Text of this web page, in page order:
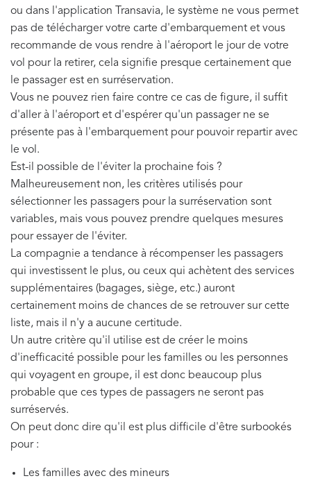
ou dans l'application Transavia, le système ne vous permet
pas de télécharger votre carte d'embarquement et vous
recommande de vous rendre à l'aéroport le jour de votre
vol pour la retirer, cela signifie presque certainement que
le passager est en surréservation.
Vous ne pouvez rien faire contre ce cas de figure, il suffit
d'aller à l'aéroport et d'espérer qu'un passager ne se
présente pas à l'embarquement pour pouvoir repartir avec
le vol.
Est-il possible de l'éviter la prochaine fois ?
Malheureusement non, les critères utilisés pour
sélectionner les passagers pour la surréservation sont
variables, mais vous pouvez prendre quelques mesures
pour essayer de l'éviter.
La compagnie a tendance à récompenser les passagers
qui investissent le plus, ou ceux qui achètent des services
supplémentaires (bagages, siège, etc.) auront
certainement moins de chances de se retrouver sur cette
liste, mais il n'y a aucune certitude.
Un autre critère qu'il utilise est de créer le moins
d'inefficacité possible pour les familles ou les personnes
qui voyagent en groupe, il est donc beaucoup plus
probable que ces types de passagers ne seront pas
surréservés.
On peut donc dire qu'il est plus difficile d'être surbookés
pour :
Les familles avec des mineurs